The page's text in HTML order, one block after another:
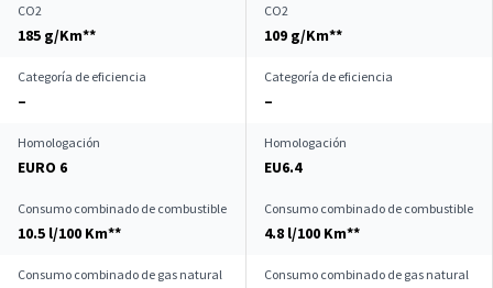
CO2
185 g/Km**
CO2
109 g/Km**
Categoría de eficiencia
–
Categoría de eficiencia
–
Homologación
EURO 6
Homologación
EU6.4
Consumo combinado de combustible
10.5 l/100 Km**
Consumo combinado de combustible
4.8 l/100 Km**
Consumo combinado de gas natural Consumo combinado de gas natural